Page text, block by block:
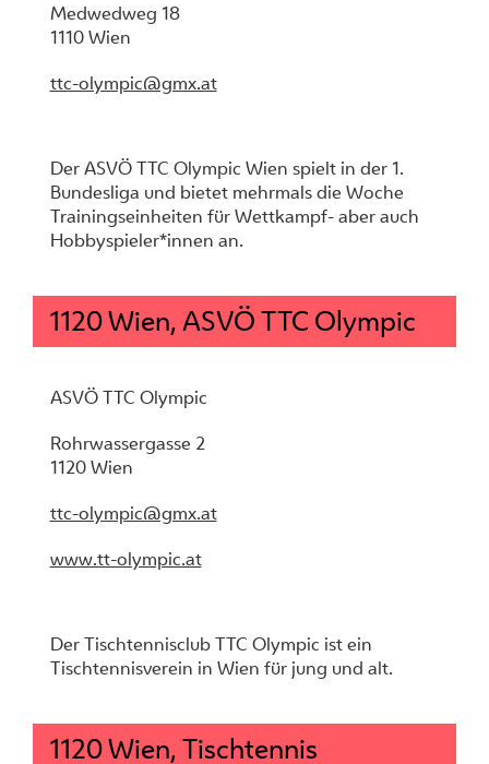
Medwedweg 18
1110 Wien
ttc-olympic@gmx.at
Der ASVÖ TTC Olympic Wien spielt in der 1.
Bundesliga und bietet mehrmals die Woche
Trainingseinheiten für Wettkampf- aber auch
Hobbyspieler*innen an.
1120 Wien, ASVÖ TTC Olympic
ASVÖ TTC Olympic
Rohrwassergasse 2
1120 Wien
ttc-olympic@gmx.at
www.tt-olympic.at
Der Tischtennisclub TTC Olympic ist ein
Tischtennisverein in Wien für jung und alt.
1120 Wien, Tischtennis